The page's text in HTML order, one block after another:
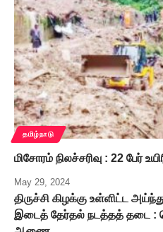
தமிழ்நாடு
மிசோரம் நிலச்சரிவு : 22 பேர்
May 29, 2024
திருச்சி கிழக்கு உள்ளிட்ட
இடைத் தேர்தல் நடத்தத் தடை :